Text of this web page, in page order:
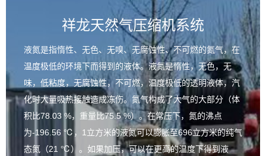
祥龙天然气压缩机系统
液氮是指惰性、无色、无嗅、无腐蚀性、不可燃的氮气，在
温度极低的环境下而得到的液体。液氮是惰性，无色，无
味，低粘度，无腐蚀性，不可燃，温度极低的透明液体，汽
化时大量吸热接触造成冻伤。氮气构成了大气的大部分（体
积比78.03 %，重量比75.5 %）。在常压下，氮的沸点
为-196.56 ℃，1立方米的液氮可以膨胀至696立方米的纯气
态氮（21 ℃）。如果加压，可以在更高的温度下得到液